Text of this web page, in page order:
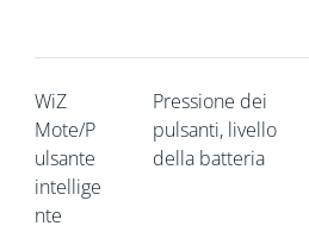
WiZ
Mote/P
ulsante
intellige
nte
Pressione dei
pulsanti, livello
della batteria